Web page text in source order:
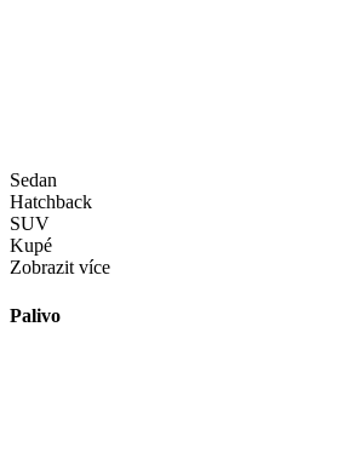
Sedan
Hatchback
SUV
Kupé
Zobrazit více
Palivo